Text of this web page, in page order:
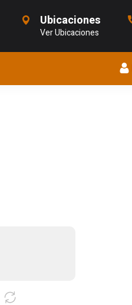
Ubicaciones
Ver Ubicaciones